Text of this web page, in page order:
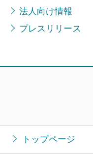
法人向け情報
プレスリリース
トップページ